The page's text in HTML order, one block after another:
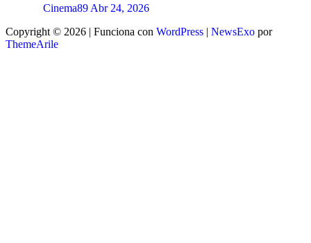
Cinema89 Abr 24, 2026
Copyright © 2026 | Funciona con WordPress | NewsExo por
ThemeArile